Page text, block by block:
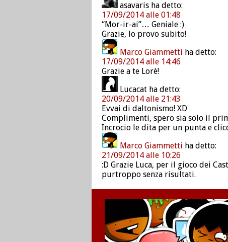
asavaris ha detto:
17/09/2014 alle 01:48
“Mor-ir-ai”… Geniale :)
Grazie, lo provo subito!
Marco Giammetti ha detto:
17/09/2014 alle 14:46
Grazie a te Lorè!
Lucacat ha detto:
20/09/2014 alle 21:43
Evvai di daltonismo! XD
Complimenti, spero sia solo il
Incrocio le dita per un punta e
Marco Giammetti ha detto:
21/09/2014 alle 10:26
:D Grazie Luca, per il gioco dei
purtroppo senza risultati.